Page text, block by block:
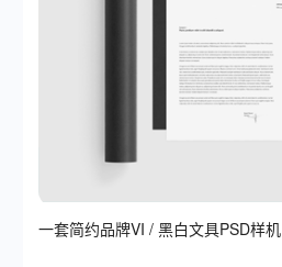
一套简约品牌VI / 黑白文具PSD样机